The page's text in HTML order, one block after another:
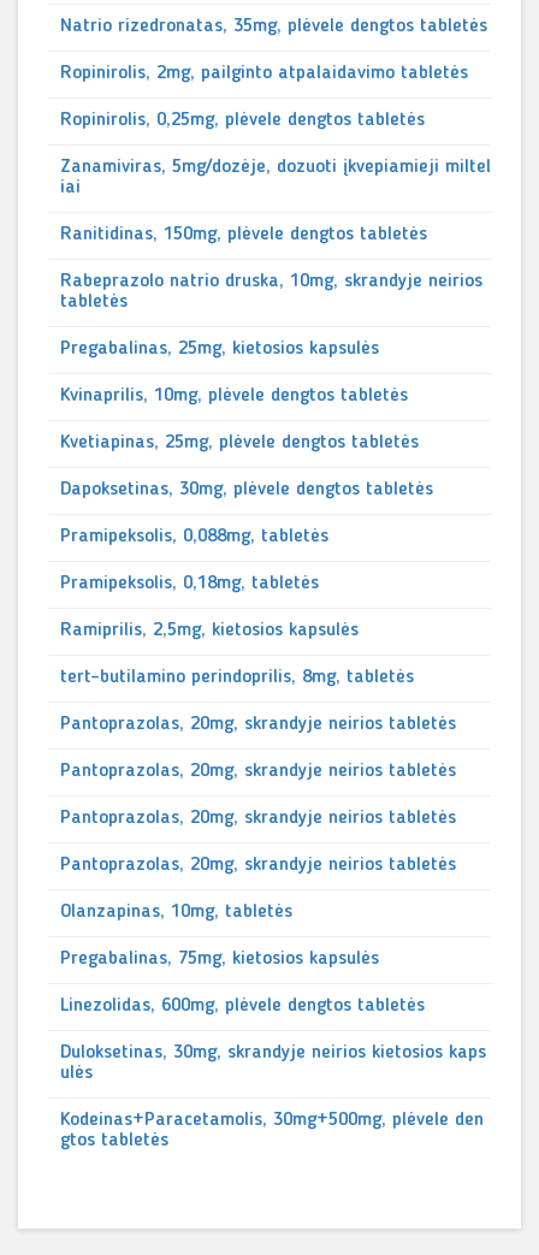
Natrio rizedronatas, 35mg, plėvele dengtos tabletės
Ropinirolis, 2mg, pailginto atpalaidavimo tabletės
Ropinirolis, 0,25mg, plėvele dengtos tabletės
Zanamiviras, 5mg/dozėje, dozuoti įkvepiamieji miltel
iai
Ranitidinas, 150mg, plėvele dengtos tabletės
Rabeprazolo natrio druska, 10mg, skrandyje neirios
tabletės
Pregabalinas, 25mg, kietosios kapsulės
Kvinaprilis, 10mg, plėvele dengtos tabletės
Kvetiapinas, 25mg, plėvele dengtos tabletės
Dapoksetinas, 30mg, plėvele dengtos tabletės
Pramipeksolis, 0,088mg, tabletės
Pramipeksolis, 0,18mg, tabletės
Ramiprilis, 2,5mg, kietosios kapsulės
tert-butilamino perindoprilis, 8mg, tabletės
Pantoprazolas, 20mg, skrandyje neirios tabletės
Pantoprazolas, 20mg, skrandyje neirios tabletės
Pantoprazolas, 20mg, skrandyje neirios tabletės
Pantoprazolas, 20mg, skrandyje neirios tabletės
Olanzapinas, 10mg, tabletės
Pregabalinas, 75mg, kietosios kapsulės
Linezolidas, 600mg, plėvele dengtos tabletės
Duloksetinas, 30mg, skrandyje neirios kietosios kaps
ulės
Kodeinas+Paracetamolis, 30mg+500mg, plėvele den
gtos tabletės